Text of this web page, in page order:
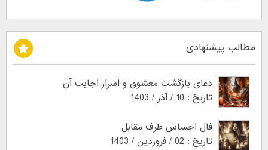
مطالب پیشنهادی
دعای بازگشت معشوق و اسرار اجابت آن
تاریخ : 10 / آذر / 1403
فال احساس طرف مقابل
تاریخ : 02 / فروردین / 1403